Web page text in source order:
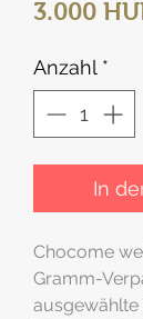
3.000
Anzahl *
In
Chocome
Gramm-